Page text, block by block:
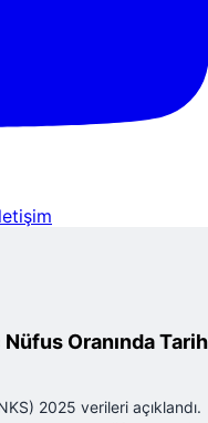
Oranında
2025 verileri açıklandı.